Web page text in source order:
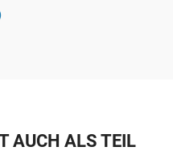
AUCH ALS TEIL